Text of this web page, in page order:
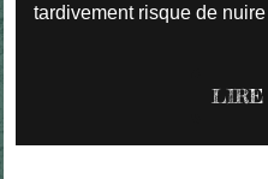
tardivement risque de
LIRE